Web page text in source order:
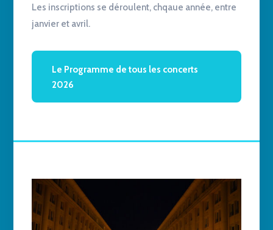
Les inscriptions se déroulent, chqaue année, entre
janvier et avril.
Le Programme de tous les concerts
2026